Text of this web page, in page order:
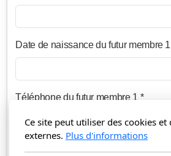
Date de naissance du futur membre
Téléphone du futur membre 1 *
E-mail du futur membre 1 *
Ce site peut utiliser des cookies et
externes. Plus d'informations